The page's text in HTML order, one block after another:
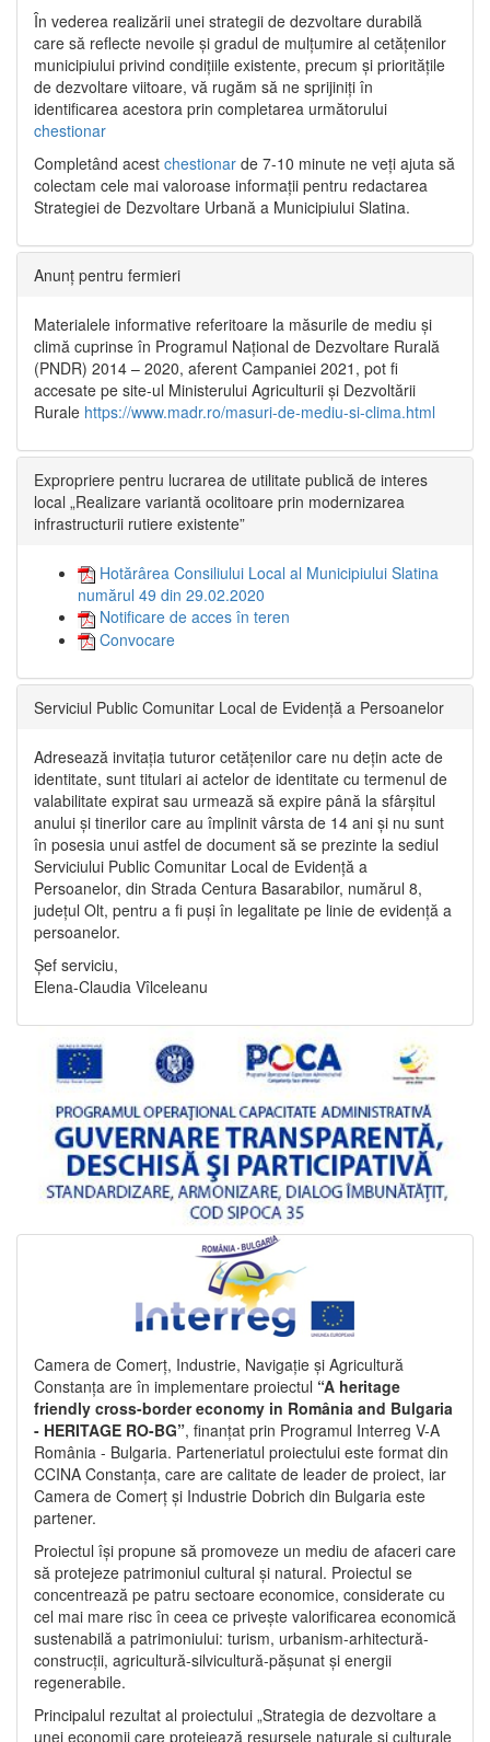
În vederea realizării unei strategii de dezvoltare durabilă
care să reflecte nevoile și gradul de mulțumire al cetățenilor
municipiului privind condițiile existente, precum și prioritățile
de dezvoltare viitoare, vă rugăm să ne sprijiniți în
identificarea acestora prin completarea următorului
chestionar
Completând acest chestionar de 7-10 minute ne veți ajuta să
colectam cele mai valoroase informații pentru redactarea
Strategiei de Dezvoltare Urbană a Municipiului Slatina.
Anunț pentru fermieri
Materialele informative referitoare la măsurile de mediu și
climă cuprinse în Programul Național de Dezvoltare Rurală
(PNDR) 2014 – 2020, aferent Campaniei 2021, pot fi
accesate pe site-ul Ministerului Agriculturii și Dezvoltării
Rurale https://www.madr.ro/masuri-de-mediu-si-clima.html
Expropriere pentru lucrarea de utilitate publică de interes
local „Realizare variantă ocolitoare prin modernizarea
infrastructurii rutiere existente”
Hotărârea Consiliului Local al Municipiului Slatina
numărul 49 din 29.02.2020
Notificare de acces în teren
Convocare
Serviciul Public Comunitar Local de Evidență a Persoanelor
Adresează invitația tuturor cetățenilor care nu dețin acte de
identitate, sunt titulari ai actelor de identitate cu termenul de
valabilitate expirat sau urmează să expire până la sfârșitul
anului și tinerilor care au împlinit vârsta de 14 ani și nu sunt
în posesia unui astfel de document să se prezinte la sediul
Serviciului Public Comunitar Local de Evidență a
Persoanelor, din Strada Centura Basarabilor, numărul 8,
județul Olt, pentru a fi puși în legalitate pe linie de evidență a
persoanelor.
Șef serviciu,
Elena-Claudia Vîlceleanu
Camera de Comerț, Industrie, Navigație și Agricultură
Constanța are în implementare proiectul “A heritage
friendly cross-border economy in România and Bulgaria
- HERITAGE RO-BG”, finanțat prin Programul Interreg V-A
România - Bulgaria. Parteneriatul proiectului este format din
CCINA Constanța, care are calitate de leader de proiect, iar
Camera de Comerț și Industrie Dobrich din Bulgaria este
partener.
Proiectul își propune să promoveze un mediu de afaceri care
să protejeze patrimoniul cultural și natural. Proiectul se
concentrează pe patru sectoare economice, considerate cu
cel mai mare risc în ceea ce privește valorificarea economică
sustenabilă a patrimoniului: turism, urbanism-arhitectură-
construcții, agricultură-silvicultură-pășunat și energii
regenerabile.
Principalul rezultat al proiectului „Strategia de dezvoltare a
unei economii care protejează resursele naturale și culturale